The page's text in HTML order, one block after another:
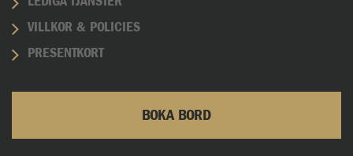
VILLKOR & POLICIES
PRESENTKORT
BOKA BORD